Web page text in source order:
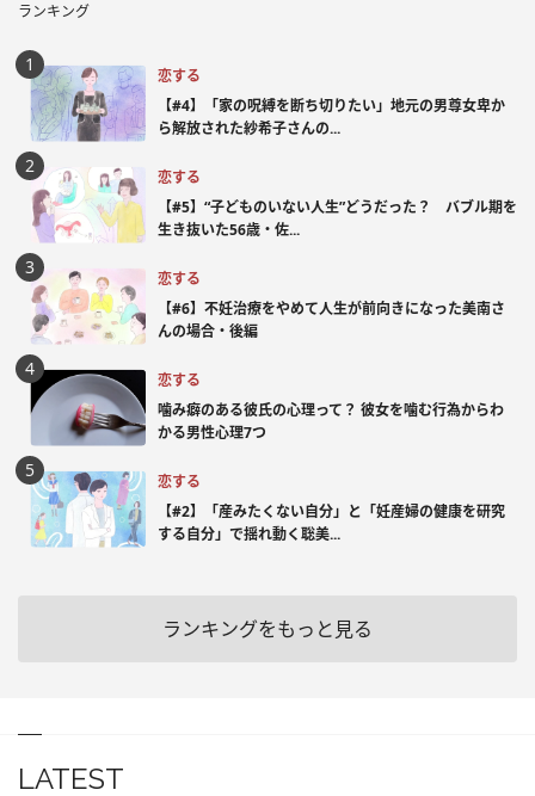
ランキング
恋する
【#4】「家の呪縛を断ち切りたい」地元の男尊女卑か
ら解放された紗希子さんの...
恋する
【#5】“子どものいない人生”どうだった？ バブル期を
生き抜いた56歳・佐...
恋する
【#6】不妊治療をやめて人生が前向きになった美南さ
んの場合・後編
恋する
噛み癖のある彼氏の心理って？ 彼女を噛む行為からわ
かる男性心理7つ
恋する
【#2】「産みたくない自分」と「妊産婦の健康を研究
する自分」で揺れ動く聡美...
ランキングをもっと見る
LATEST